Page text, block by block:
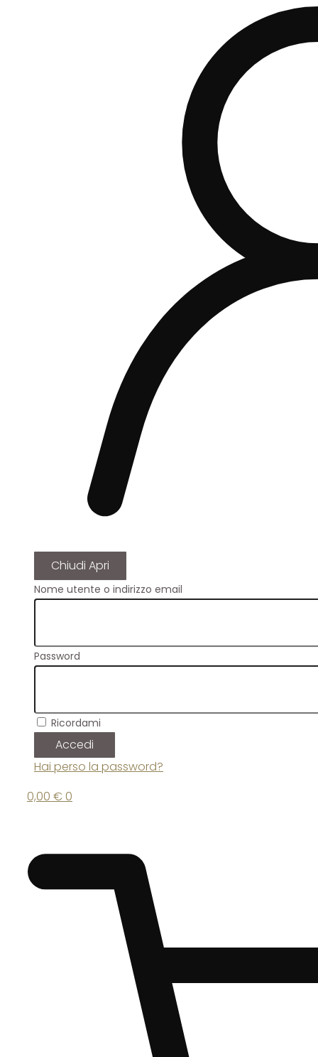
Chiudi Apri
Nome utente o indirizzo email
Password
Ricordami
Accedi
Hai perso la password?
0,00 €0